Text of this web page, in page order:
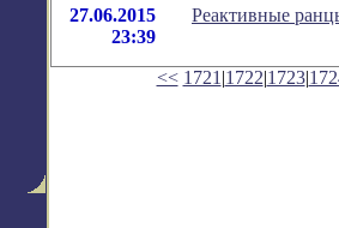
27.06.2015
23:39
Реактивные
<< 1721 |1722|1723|